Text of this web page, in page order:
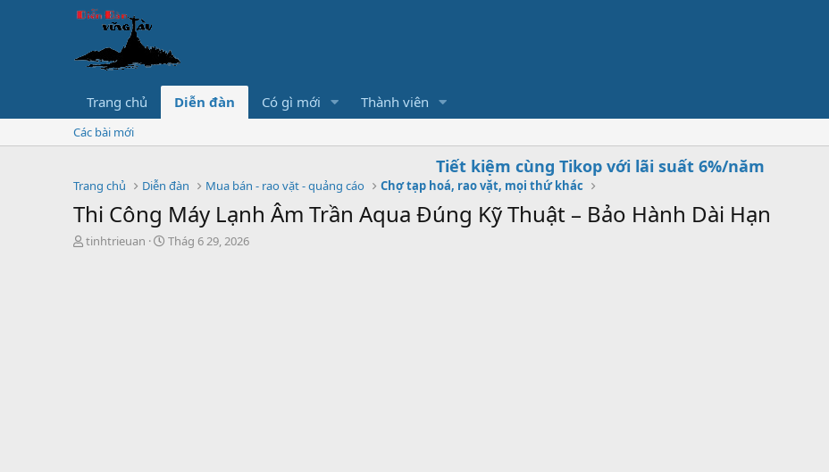
Trang chủ Diễn đàn Có gì mới Thành viên
Các bài mới
Tiết kiệm cùng Tikop với lãi suất 6%/năm
Trang chủ Diễn đàn Mua bán - rao vặt - quảng cáo Chợ tạp hoá, rao vặt, mọi thứ khác
Thi Công Máy Lạnh Âm Trần Aqua Đúng Kỹ Thuật – Bảo Hành Dài Hạn
T
tinhtrieuan
S
Thág 6 29, 2026